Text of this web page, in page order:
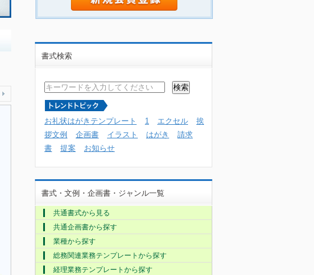
書式検索
お礼状はがきテンプレート 1 エクセル
挨
拶文例
企画書 イラスト はがき
請求
書
提案 お知らせ
書式・文例・企画書・ジャンル一覧
共通書式から見る
共通企画書から探す
業種から探す
総務関連業務テンプレートから探す
経理業務テンプレートから探す